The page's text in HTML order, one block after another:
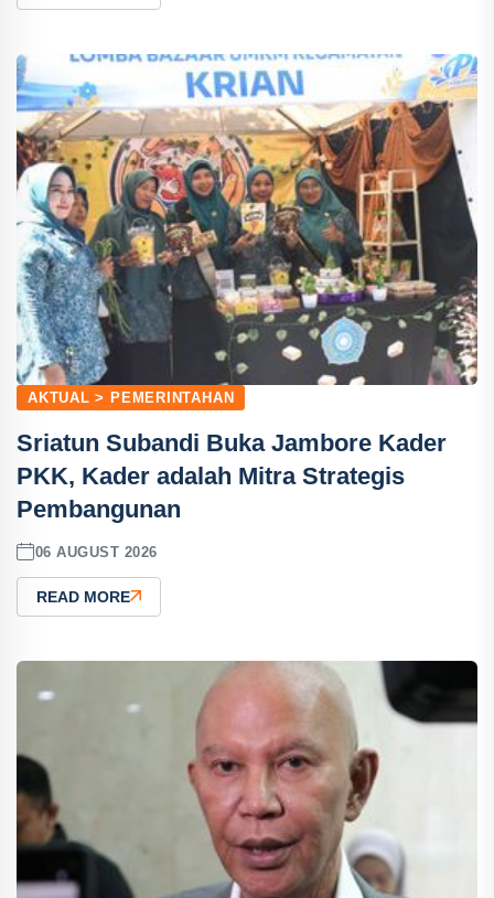
AKTUAL > PEMERINTAHAN
Sriatun Subandi Buka Jambore Kader
PKK, Kader adalah Mitra Strategis
Pembangunan
06 AUGUST 2026
READ MORE